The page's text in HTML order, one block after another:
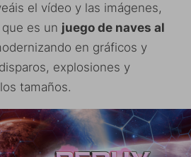
el vídeo y las imágenes,
es un juego de naves al
en gráficos y
explosiones y
tamaños.